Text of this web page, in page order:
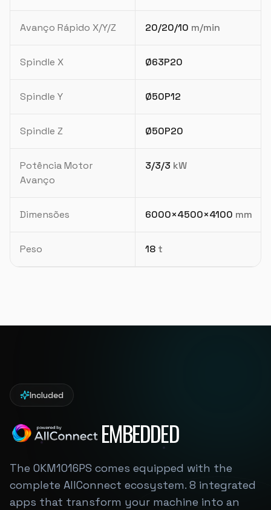
Avanço Rápido X/Y/Z 20/20/10 m/min
Spindle X Ø63P20
Spindle Y Ø50P12
Spindle Z Ø50P20
Potência Motor
Avanço
3/3/3 kW
Dimensões 6000×4500×4100 mm
Peso 18 t
Included
EMBEDDED
The OKM1016PS comes equipped with the
complete AllConnect ecosystem. 8 integrated
apps that transform your machine into an